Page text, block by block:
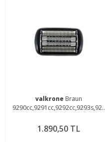
valkrone Braun
9290cc,9291cc,9292cc,9293s,929
90b,92b Elek Ve Bıçak
1.890,50 TL